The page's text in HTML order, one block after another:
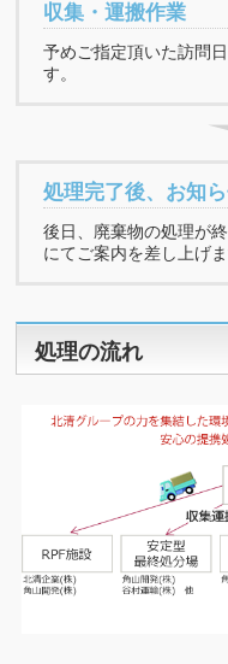
収集・運搬作業
予めご指定頂いた訪問
す。
処理完了後、お知
後日、廃棄物の処理が
にてご案内を差し上げま
処理の流れ